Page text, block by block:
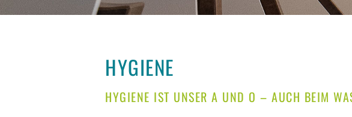
HYGIENE
HYGIENE IST UNSER A UND O – AUCH BEIM